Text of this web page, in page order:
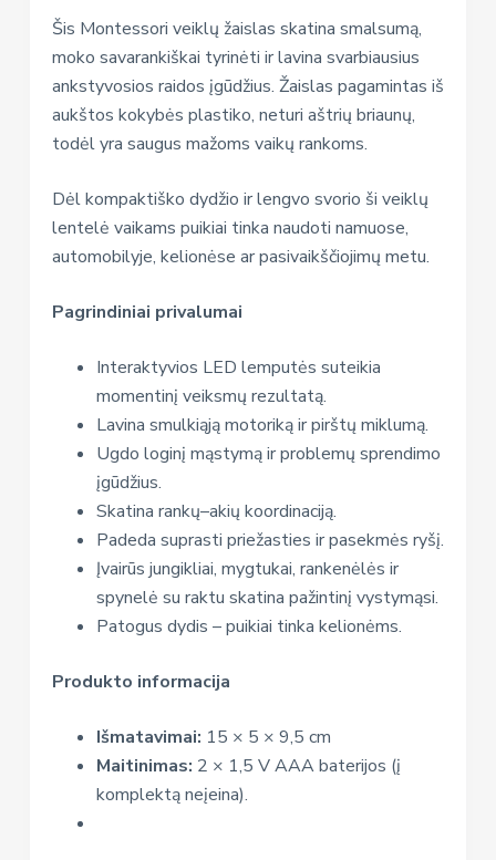
Šis Montessori veiklų žaislas skatina smalsumą,
moko savarankiškai tyrinėti ir lavina svarbiausius
ankstyvosios raidos įgūdžius. Žaislas pagamintas iš
aukštos kokybės plastiko, neturi aštrių briaunų,
todėl yra saugus mažoms vaikų rankoms.
Dėl kompaktiško dydžio ir lengvo svorio ši veiklų
lentelė vaikams puikiai tinka naudoti namuose,
automobilyje, kelionėse ar pasivaikščiojimų metu.
Pagrindiniai privalumai
Interaktyvios LED lemputės suteikia
momentinį veiksmų rezultatą.
Lavina smulkiąją motoriką ir pirštų miklumą.
Ugdo loginį mąstymą ir problemų sprendimo
įgūdžius.
Skatina rankų–akių koordinaciją.
Padeda suprasti priežasties ir pasekmės ryšį.
Įvairūs jungikliai, mygtukai, rankenėlės ir
spynelė su raktu skatina pažintinį vystymąsi.
Patogus dydis – puikiai tinka kelionėms.
Produkto informacija
Išmatavimai: 15 × 5 × 9,5 cm
Maitinimas: 2 × 1,5 V AAA baterijos (į
komplektą neįeina).